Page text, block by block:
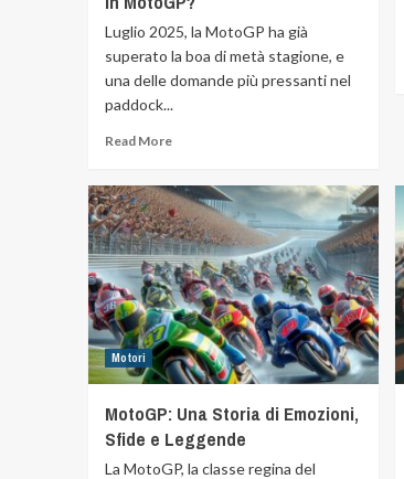
Luglio 2025, la MotoGP ha già
superato la boa di metà stagione, e
una delle domande più pressanti nel
paddock...
Read More
Motori
MotoGP: Una Storia di Emozioni,
Sfide e Leggende
La MotoGP, la classe regina del